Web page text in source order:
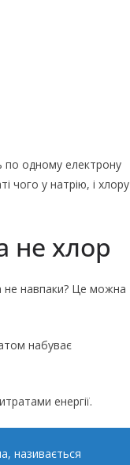
по одному електрону
чого у натрію, і хлору
не хлор
не навпаки? Це можна
набуває
енергії.
називається